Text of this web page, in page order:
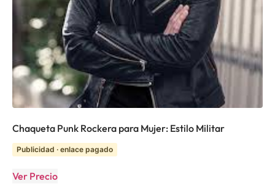
Chaqueta Punk Rockera para Mujer: Estilo Militar
Publicidad · enlace pagado
Ver Precio